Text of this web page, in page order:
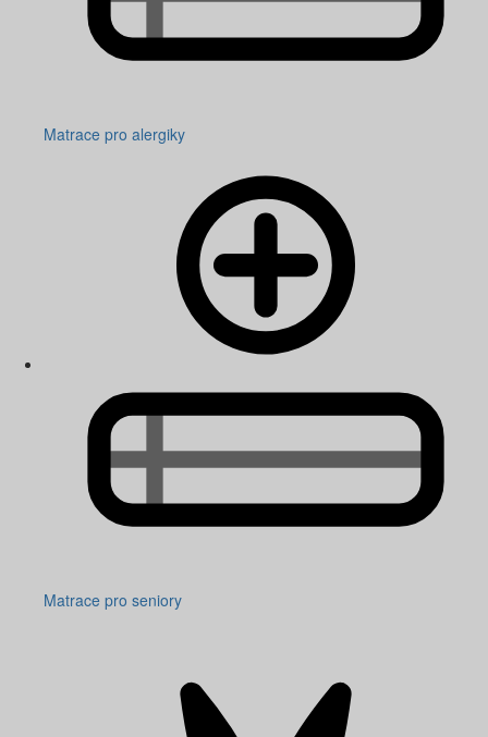
Matrace pro alergiky
Matrace pro seniory